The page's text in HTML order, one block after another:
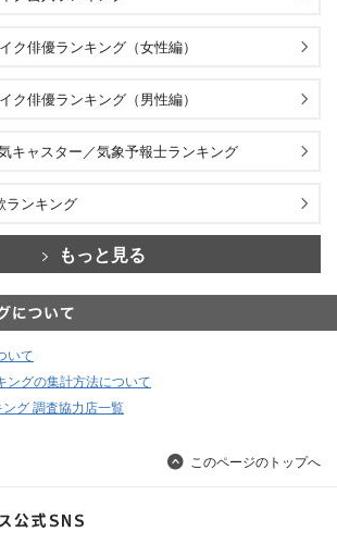
ク俳優ランキング（女性編）
ク俳優ランキング（男性編）
キャスター／気象予報士ランキング
ランキング
もっと見る
いて
ングの集計方法について
ング 調査協力店一覧
このページのトップへ